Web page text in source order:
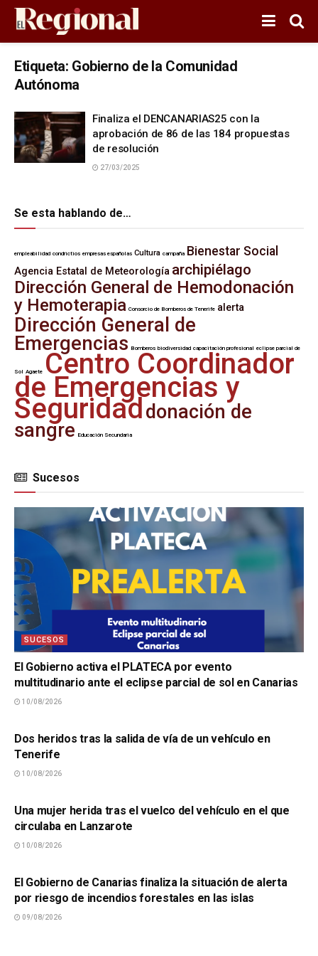
Etiqueta: Gobierno de la Comunidad
Autónoma
Finaliza el DENCANARIAS25 con la
aprobación de 86 de las 184 propuestas
de resolución
27/03/2025
Se esta hablando de…
empleabilidad condrictios empresas españolas Cultura campaña Bienestar Social
Agencia Estatal de Meteorología archipiélago
Dirección General de Hemodonación
y Hemoterapia Consorcio de Bomberos de Tenerife alerta
Dirección General de
Emergencias Bomberos biodiversidad capacitación profesional eclipse parcial de
Sol Agaete Centro Coordinador
de Emergencias y
Seguridad donación de
sangre Educación Secundaria
Sucesos
SUCESOS
El Gobierno activa el PLATECA por evento
multitudinario ante el eclipse parcial de sol en Canarias
10/08/2026
Dos heridos tras la salida de vía de un vehículo en
Tenerife
10/08/2026
Una mujer herida tras el vuelco del vehículo en el que
circulaba en Lanzarote
10/08/2026
El Gobierno de Canarias finaliza la situación de alerta
por riesgo de incendios forestales en las islas
09/08/2026